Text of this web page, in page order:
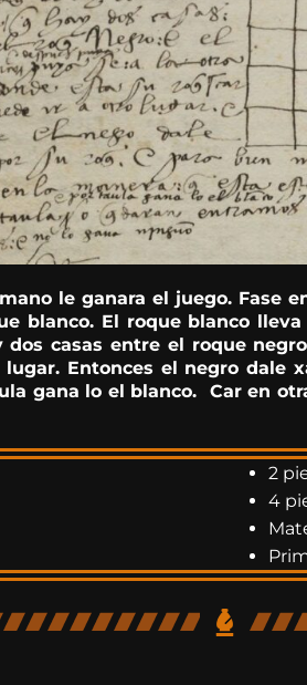
le ganara el juego. Fase
blanco. El roque blanco
casas entre el roque
Entonces el negro dale
gana lo el blanco. Car en
2
4